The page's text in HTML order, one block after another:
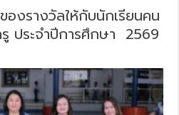
งรางวัลให้กับนักเรียนคน
ประจำปีการศึกษา 2569